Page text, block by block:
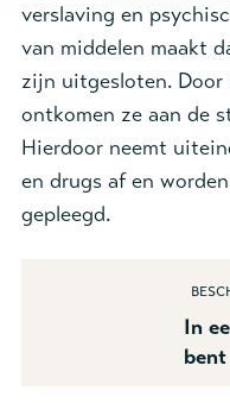
verslaving en
van middelen maakt
zijn uitgesloten. Door
ontkomen ze aan de
Hierdoor neemt
en drugs af en
gepleegd.
In
bent